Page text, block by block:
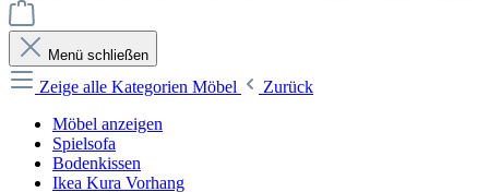
Menü schließen
Zeige alle Kategorien Möbel
Zurück
Möbel anzeigen
Spielsofa
Bodenkissen
Ikea Kura Vorhang